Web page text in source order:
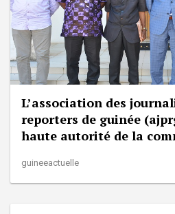
L’association des
reporters de guinée
haute autorité de la
guineeactuelle